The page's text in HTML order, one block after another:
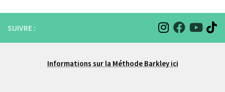
SUIVRE :
Informations sur la Méthode Barkley ici